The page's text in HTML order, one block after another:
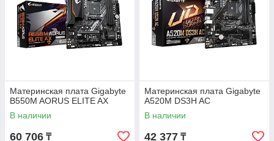
Материнская плата Gigabyte
B550M AORUS ELITE AX
В наличии
60 706 ₸
Материнская плата Gigabyte
A520M DS3H AC
В наличии
42 377 ₸